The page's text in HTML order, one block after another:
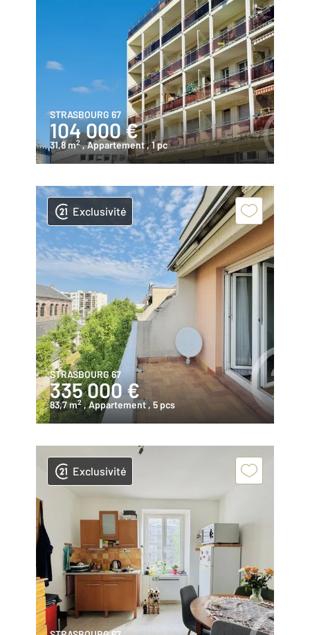
STRASBOURG 67
104 000 €
31,8 m2 , Appartement, 1 pc
Exclusivité
STRASBOURG 67
335 000 €
83,7 m2 , Appartement , 5 pcs
Exclusivité